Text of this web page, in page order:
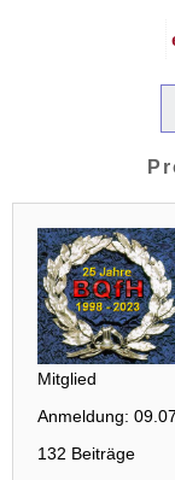
Mitglied
Anmeldung:
132 Beiträge